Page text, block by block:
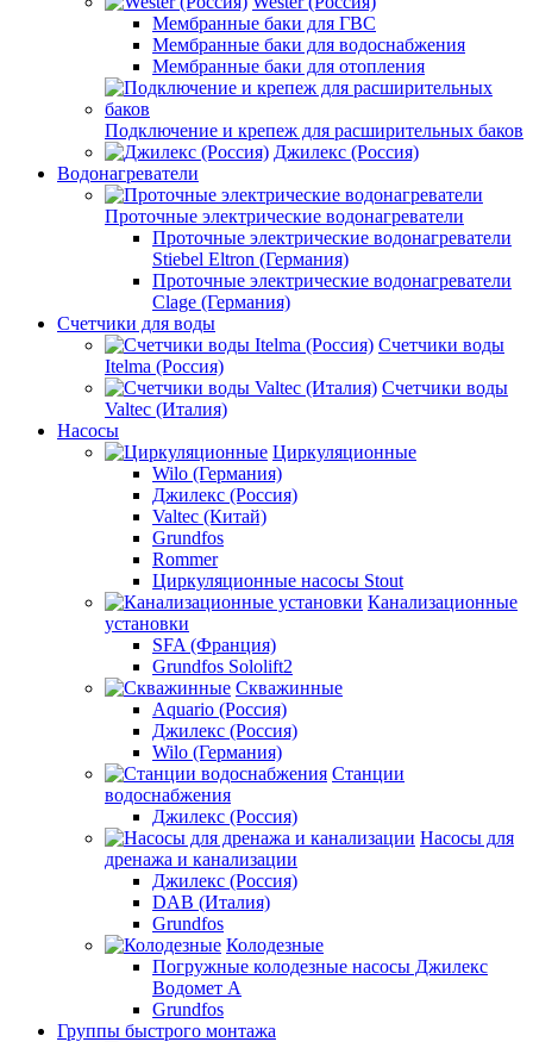
Мембранные баки для ГВС
Мембранные баки для водоснабжения
Мембранные баки для отопления
Подключение и крепеж для расширительных баков
Джилекс (Россия)
Водонагреватели
Проточные электрические водонагреватели
Проточные электрические водонагреватели
Stiebel Eltron (Германия)
Проточные электрические водонагреватели
Clage (Германия)
Счетчики для воды
Счетчики воды
Itelma (Россия)
Счетчики воды
Valtec (Италия)
Насосы
Циркуляционные
Wilo (Германия)
Джилекс (Россия)
Valtec (Китай)
Grundfos
Rommer
Циркуляционные насосы Stout
Канализационные
установки
SFA (Франция)
Grundfos Sololift2
Скважинные
Aquario (Россия)
Джилекс (Россия)
Wilo (Германия)
Станции
водоснабжения
Джилекс (Россия)
Насосы для
дренажа и канализации
Джилекс (Россия)
DAB (Италия)
Grundfos
Колодезные
Погружные колодезные насосы Джилекс
Водомет А
Grundfos
Группы быстрого монтажа